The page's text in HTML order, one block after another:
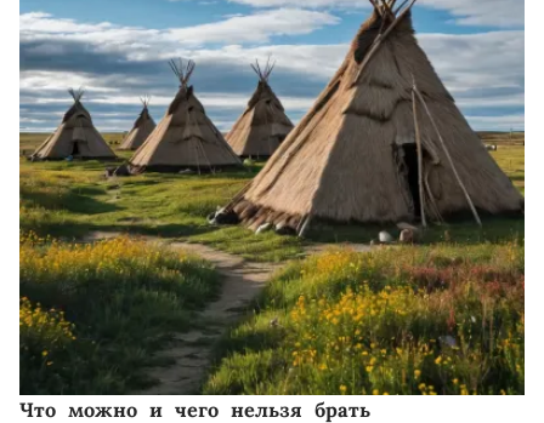
Что можно и чего нельзя брать